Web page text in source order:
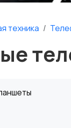
техника